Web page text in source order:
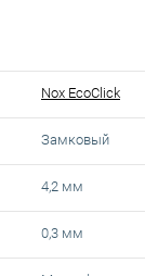
Nox EcoClick
Замковый
4,2 мм
0,3 мм